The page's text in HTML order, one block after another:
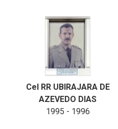
Cel RR UBIRAJARA DE
AZEVEDO DIAS
1995 - 1996